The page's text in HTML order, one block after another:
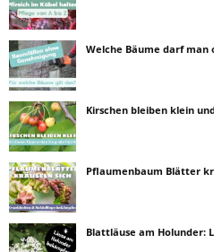
Welche Bäume darf man
Kirschen bleiben klein
Pflaumenbaum Blätter
Blattläuse am Holunder: